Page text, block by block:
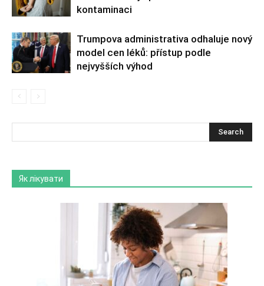
kontaminaci
Trumpova administrativa odhaluje nový
model cen léků: přístup podle
nejvyšších výhod
Як лікувати